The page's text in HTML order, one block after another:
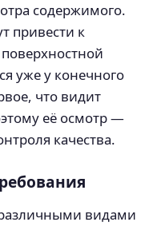
содержимого.
привести к
уже у конечного
что видит
её осмотр —
качества.
различными видами